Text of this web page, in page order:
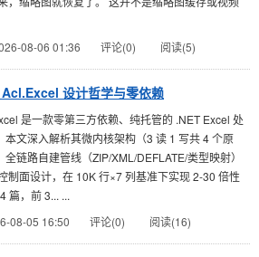
08-06 01:36 评论(0) 阅读(5)
设计哲学与零依赖
是一款零第三方依赖、纯托管的 .NET Excel 处
本文深入解析其微内核架构（3 读 1 写共 4 个原
全链路自建管线（ZIP/XML/DEFLATE/类型映射）
制面设计，在 10K 行×7 列基准下实现 2-30 倍性
篇，前 3... ...
08-05 16:50 评论(0) 阅读(16)